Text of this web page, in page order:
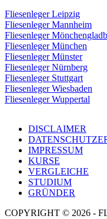
Fliesenleger Leipzig
Fliesenleger Mannheim
Fliesenleger
Fliesenleger München
Fliesenleger Münster
Fliesenleger Nürnberg
Fliesenleger Stuttgart
Fliesenleger Wiesbaden
Fliesenleger Wuppertal
DISCLAIMER
IMPRESSUM
KURSE
VERGLEICHE
STUDIUM
GRÜNDER
COPYRIGHT © 2026 -